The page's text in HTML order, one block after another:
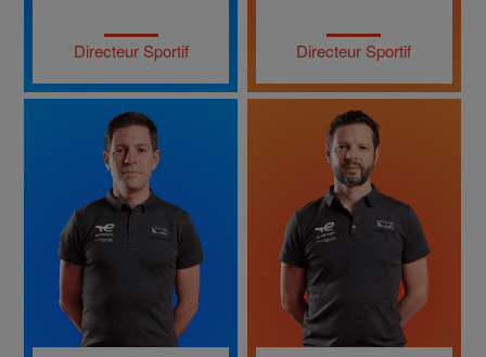
Directeur Sportif Directeur Sportif